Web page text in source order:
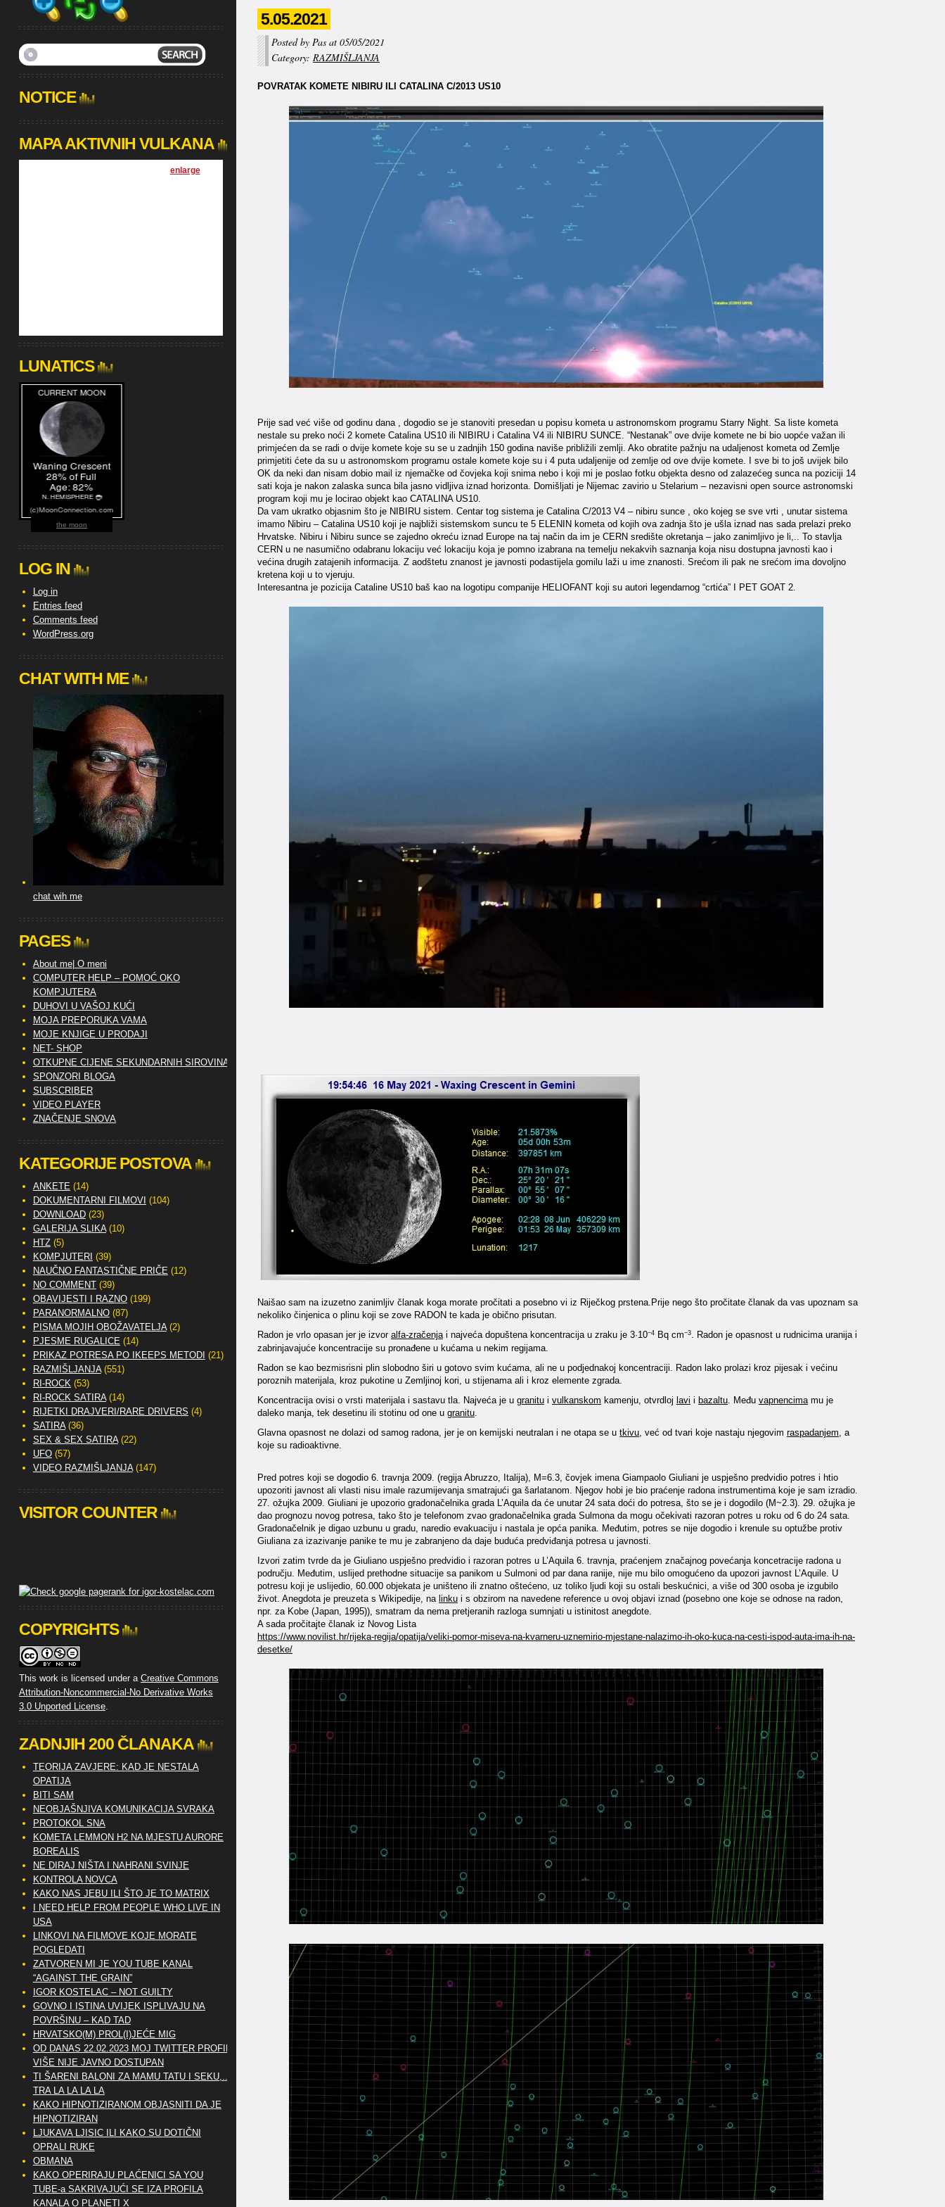
5.05.2021
Posted by Pas at 05/05/2021
Category: RAZMIŠLJANJA
POVRATAK KOMETE NIBIRU ILI CATALINA C/2013 US10
Prije sad već više od godinu dana , dogodio se je stanoviti presedan u popisu kometa u astronomskom programu Starry Night. Sa liste kometa
nestale su preko noći 2 komete Catalina US10 ili NIBIRU i Catalina V4 ili NIBIRU SUNCE. “Nestanak” ove dvije komete ne bi bio uopće važan ili
primjećen da se radi o dvije komete koje su se u zadnjih 150 godina naviše približili zemlji. Ako obratite pažnju na udaljenost kometa od Zemlje
primjetiti ćete da su u astronomskom programu ostale komete koje su i 4 puta udaljenije od zemlje od ove dvije komete. I sve bi to još uvijek bilo
OK da neki dan nisam dobio mail iz njemačke od čovjeka koji snima nebo i koji mi je poslao fotku objekta desno od zalazećeg sunca na poziciji 14
sati koja je nakon zalaska sunca bila jasno vidljiva iznad horizonta. Domišljati je Nijemac zavirio u Stelarium – nezavisni open source astronomski
program koji mu je locirao objekt kao CATALINA US10.
Da vam ukratko objasnim što je NIBIRU sistem. Centar tog sistema je Catalina C/2013 V4 – nibiru sunce , oko kojeg se sve vrti , unutar sistema
imamo Nibiru – Catalina US10 koji je najbliži sistemskom suncu te 5 ELENIN kometa od kojih ova zadnja što je ušla iznad nas sada prelazi preko
Hrvatske. Nibiru i Nibiru sunce se zajedno okreću iznad Europe na taj način da im je CERN središte okretanja – jako zanimljivo je li,.. To stavlja
CERN u ne nasumično odabranu lokaciju već lokaciju koja je pomno izabrana na temelju nekakvih saznanja koja nisu dostupna javnosti kao i
većina drugih zatajenih informacija. Z aodštetu znanost je javnosti podastijela gomilu laži u ime znanosti. Srećom ili pak ne srećom ima dovoljno
kretena koji u to vjeruju.
Interesantna je pozicija Cataline US10 baš kao na logotipu companije HELIOFANT koji su autori legendarnog “crtića” I PET GOAT 2.
Naišao sam na izuzetno zanimljiv članak koga morate pročitati a posebno vi iz Riječkog prstena.Prije nego što pročitate članak da vas upoznam sa
nekoliko činjenica o plinu koji se zove RADON te kada je obično prisutan.
Radon je vrlo opasan jer je izvor alfa-zračenja i najveća dopuštena koncentracija u zraku je 3·10−4 Bq cm−3
. Radon je opasnost u rudnicima uranija i
zabrinjavajuće koncentracije su pronađene u kućama u nekim regijama.
Radon se kao bezmisrisni plin slobodno širi u gotovo svim kućama, ali ne u podjednakoj koncentraciji. Radon lako prolazi kroz pijesak i većinu
poroznih materijala, kroz pukotine u Zemljinoj kori, u stijenama ali i kroz elemente zgrada.
Koncentracija ovisi o vrsti materijala i sastavu tla. Najveća je u granitu i vulkanskom kamenju, otvrdloj lavi i bazaltu . Među vapnencima mu je
daleko manja, tek desetinu ili stotinu od one u granitu
Glavna opasnost ne dolazi od samog radona, jer je on kemijski neutralan i ne otapa se u tkivu , već od tvari koje nastaju njegovim raspadanjem , a
koje su radioaktivne.
Pred potres koji se dogodio 6. travnja 2009. (regija Abruzzo, Italija), M=6.3, čovjek imena Giampaolo Giuliani je uspješno predvidio potres i htio
upozoriti javnost ali vlasti nisu imale razumijevanja smatrajući ga šarlatanom. Njegov hobi je bio praćenje radona instrumentima koje je sam izradio.
27. ožujka 2009. Giuliani je upozorio gradonačelnika grada L’Aquila da će unutar 24 sata doći do potresa, što se je i dogodilo (M~2.3). 29. ožujka je
dao prognozu novog potresa, tako što je telefonom zvao gradonačelnika grada Sulmona da mogu očekivati razoran potres u roku od 6 do 24 sata.
Gradonačelnik je digao uzbunu u gradu, naredio evakuaciju i nastala je opća panika. Međutim, potres se nije dogodio i krenule su optužbe protiv
Giuliana za izazivanje panike te mu je zabranjeno da daje buduća predviđanja potresa u javnosti.
Izvori zatim tvrde da je Giuliano uspješno predvidio i razoran potres u L’Aquila 6. travnja, praćenjem značajnog povećanja koncetracije radona u
području. Međutim, uslijed prethodne situacije sa panikom u Sulmoni od par dana ranije, nije mu bilo omogućeno da upozori javnost L’Aquile. U
potresu koji je uslijedio, 60.000 objekata je uništeno ili znatno oštećeno, uz toliko ljudi koji su ostali beskućnici, a više od 300 osoba je izgubilo
život. Anegdota je preuzeta s Wikipedije, na linku i s obzirom na navedene reference u ovoj objavi iznad (posebno one koje se odnose na radon,
npr. za Kobe (Japan, 1995)), smatram da nema pretjeranih razloga sumnjati u istinitost anegdote.
A sada pročitajte članak iz Novog Lista
https://www.novilist.hr/rijeka-regija/opatija/veliki-pomor-miseva-na-kvarneru-uznemirio-mjestane-nalazimo-ih-oko-kuca-na-cesti-ispod-auta-ima-ih-na-
desetke/
NOTICE
MAPA AKTIVNIH VULKANA
enlarge]
LUNATICS
the moon
LOG IN
Log in
Entries feed
Comments feed
WordPress.org
CHAT WITH ME
chat wih me
PAGES
About me| O meni
COMPUTER HELP – POMOĆ OKO
KOMPJUTERA
DUHOVI U VAŠOJ KUĆI
MOJA PREPORUKA VAMA
MOJE KNJIGE U PRODAJI
NET- SHOP
OTKUPNE CIJENE SEKUNDARNIH SIROVINA
SPONZORI BLOGA
SUBSCRIBER
VIDEO PLAYER
ZNAČENJE SNOVA
KATEGORIJE POSTOVA
ANKETE (14)
DOKUMENTARNI FILMOVI (104)
DOWNLOAD(23)
GALERIJA SLIKA(10)
HTZ(5)
KOMPJUTERI (39)
NAUČNO FANTASTIČNE PRIČE (12)
NO COMMENT(39)
OBAVIJESTI I RAZNO(199)
PARANORMALNO(87)
PISMA MOJIH OBOŽAVATELJA(2)
PJESME RUGALICE (14)
PRIKAZ POTRESA PO IKEEPS METODI (21)
RAZMIŠLJANJA(551)
RI-ROCK(53)
RI-ROCK SATIRA(14)
RIJETKI DRAJVERI/RARE DRIVERS (4)
SATIRA(36)
SEX & SEX SATIRA(22)
UFO(57)
VIDEO RAZMIŠLJANJA(147)
VISITOR COUNTER
COPYRIGHTS
This work is licensed under a Creative Commons
Attribution-Noncommercial-No Derivative Works
3.0 Unported License.
ZADNJIH 200 ČLANAKA
TEORIJA ZAVJERE: KAD JE NESTALA
OPATIJA
BITI SAM
NEOBJAŠNJIVA KOMUNIKACIJA SVRAKA
PROTOKOL SNA
KOMETA LEMMON H2 NA MJESTU AURORE
BOREALIS
NE DIRAJ NIŠTA I NAHRANI SVINJE
KONTROLA NOVCA
KAKO NAS JEBU ILI ŠTO JE TO MATRIX
I NEED HELP FROM PEOPLE WHO LIVE IN
USA
LINKOVI NA FILMOVE KOJE MORATE
POGLEDATI
ZATVOREN MI JE YOU TUBE KANAL
“AGAINST THE GRAIN”
IGOR KOSTELAC – NOT GUILTY
GOVNO I ISTINA UVIJEK ISPLIVAJU NA
POVRŠINU – KAD TAD
HRVATSKO(M) PROL(I)JEĆE MIG
OD DANAS 22.02.2023 MOJ TWITTER PROFIL
VIŠE NIJE JAVNO DOSTUPAN
TI ŠARENI BALONI ZA MAMU TATU I SEKU,..
TRA LA LA LA LA
KAKO HIPNOTIZIRANOM OBJASNITI DA JE
HIPNOTIZIRAN
LJUKAVA LJISIC ILI KAKO SU DOTIČNI
OPRALI RUKE
OBMANA
KAKO OPERIRAJU PLAĆENICI SA YOU
TUBE-a SAKRIVAJUĆI SE IZA PROFILA
KANALA O PLANETI X